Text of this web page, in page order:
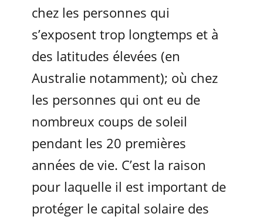
chez les personnes qui
s’exposent trop longtemps et à
des latitudes élevées (en
Australie notamment); où chez
les personnes qui ont eu de
nombreux coups de soleil
pendant les 20 premières
années de vie. C’est la raison
pour laquelle il est important de
protéger le capital solaire des